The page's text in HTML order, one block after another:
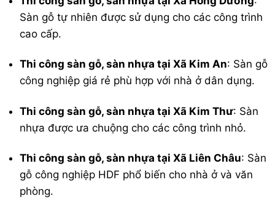
Sàn gỗ tự nhiên được sử dụng cho các công trình
cao cấp.
Thi công sàn gỗ, sàn nhựa tại Xã Kim An: Sàn gỗ
công nghiệp giá rẻ phù hợp với nhà ở dân dụng.
Thi công sàn gỗ, sàn nhựa tại Xã Kim Thư: Sàn
nhựa được ưa chuộng cho các công trình nhỏ.
Thi công sàn gỗ, sàn nhựa tại Xã Liên Châu: Sàn
gỗ công nghiệp HDF phổ biến cho nhà ở và văn
phòng.